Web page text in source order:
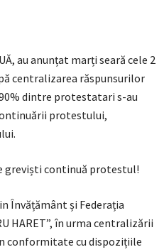
au anunțat marți seară cele 2
centralizarea răspunsurilor
dintre protestatari s-au
protestului,
greviști continuă protestul!
Învățământ și Federația
HARET”, în urma centralizării
conformitate cu dispozițiile